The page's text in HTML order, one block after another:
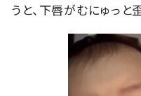
うと、下唇がむにゅっと